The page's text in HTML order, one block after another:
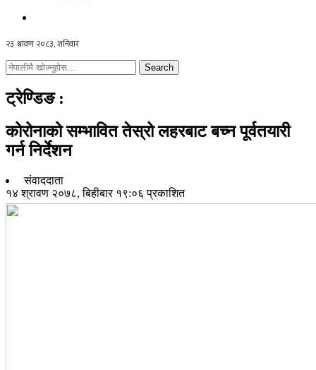
Search
ट्रेण्डिङ :
कोरोनाको सम्भावित तेस्रो लहरबाट बच्न पूर्वतयारी
गर्न निर्देशन
संवाददाता
१४ श्रावण २०७८, बिहीबार १९:०६ प्रकाशित